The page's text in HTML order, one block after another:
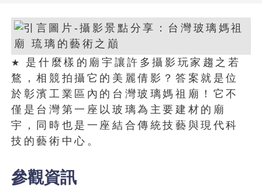
★ 是什麼樣的廟宇讓許多攝影玩家趨之若
鶩，相競拍攝它的美麗倩影？答案就是位
於彰濱工業區內的台灣玻璃媽祖廟！它不
僅是台灣第一座以玻璃為主要建材的廟
宇，同時也是一座結合傳統技藝與現代科
技的藝術中心。
參觀資訊